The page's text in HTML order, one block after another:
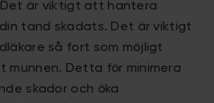
är viktigt att hantera
tand skadats. Det är viktigt
så fort som möjligt
Detta för minimera
skador och öka